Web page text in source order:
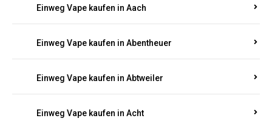
Einweg Vape kaufen in Aach
Einweg Vape kaufen in Abentheuer
Einweg Vape kaufen in Abtweiler
Einweg Vape kaufen in Acht